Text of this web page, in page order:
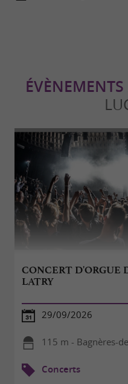
ÉVÈNEMENTS
CONCERT D'ORGUE
LATRY
29/09/2026
115 m - Bagnères-
Concerts